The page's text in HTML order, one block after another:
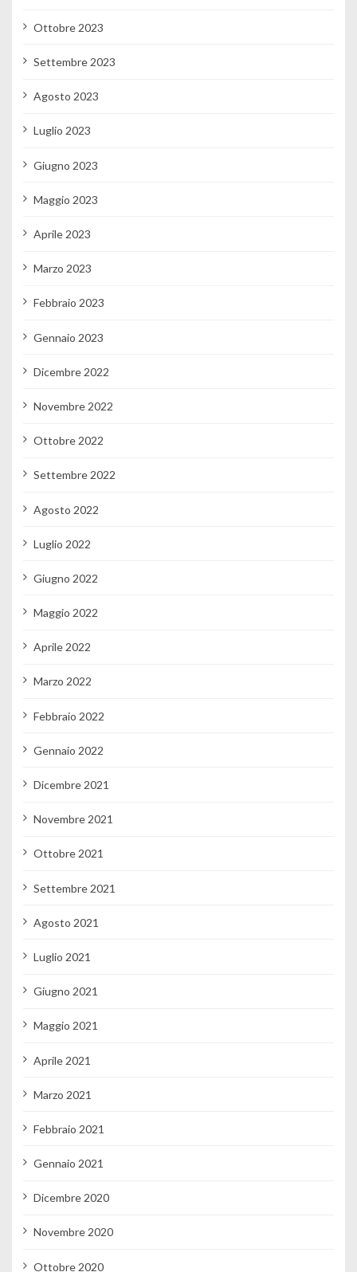
Ottobre 2023
Settembre 2023
Agosto 2023
Luglio 2023
Giugno 2023
Maggio 2023
Aprile 2023
Marzo 2023
Febbraio 2023
Gennaio 2023
Dicembre 2022
Novembre 2022
Ottobre 2022
Settembre 2022
Agosto 2022
Luglio 2022
Giugno 2022
Maggio 2022
Aprile 2022
Marzo 2022
Febbraio 2022
Gennaio 2022
Dicembre 2021
Novembre 2021
Ottobre 2021
Settembre 2021
Agosto 2021
Luglio 2021
Giugno 2021
Maggio 2021
Aprile 2021
Marzo 2021
Febbraio 2021
Gennaio 2021
Dicembre 2020
Novembre 2020
Ottobre 2020